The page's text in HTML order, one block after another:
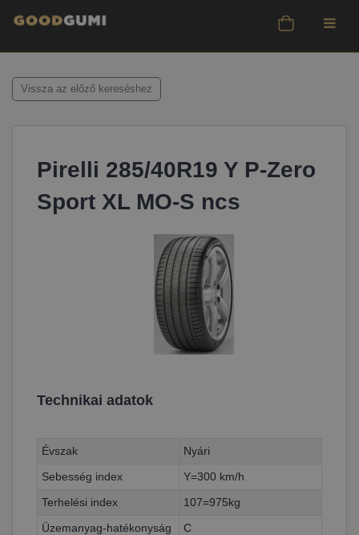
Vissza az előző kereséshez
Pirelli 285/40R19 Y P-Zero
Sport XL MO-S ncs
Technikai adatok
Évszak
Nyári
Sebesség index
Y=300 km/h
Terhelési index
107=975kg
Üzemanyag-hatékonyság
C